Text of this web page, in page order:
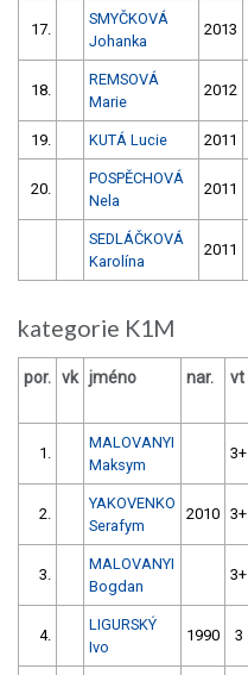
17.
SMYČKOVÁ
Johanka
2013
18.
REMSOVÁ
Marie
2012
19. KUTÁ Lucie 2011
20.
POSPĚCHOVÁ
Nela
2011
SEDLÁČKOVÁ
Karolína
2011
kategorie K1M
por. vk jméno nar. vt
1.
MALOVANYI
Maksym
3+
2.
YAKOVENKO
Serafym
2010 3+
3.
MALOVANYI
Bogdan
3+
4.
LIGURSKÝ
Ivo
1990 3